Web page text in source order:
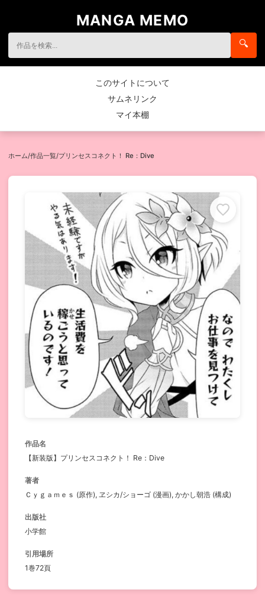
MANGA MEMO
🔍
このサイトについて
サムネリンク
マイ本棚
ホーム/作品一覧/プリンセスコネクト！ Re：Dive
作品名
【新装版】プリンセスコネクト！ Re：Dive
著者
Ｃｙｇａｍｅｓ (原作), ヱシカ/ショーゴ (漫画), かかし朝浩 (構成)
出版社
小学館
引用場所
1巻72頁